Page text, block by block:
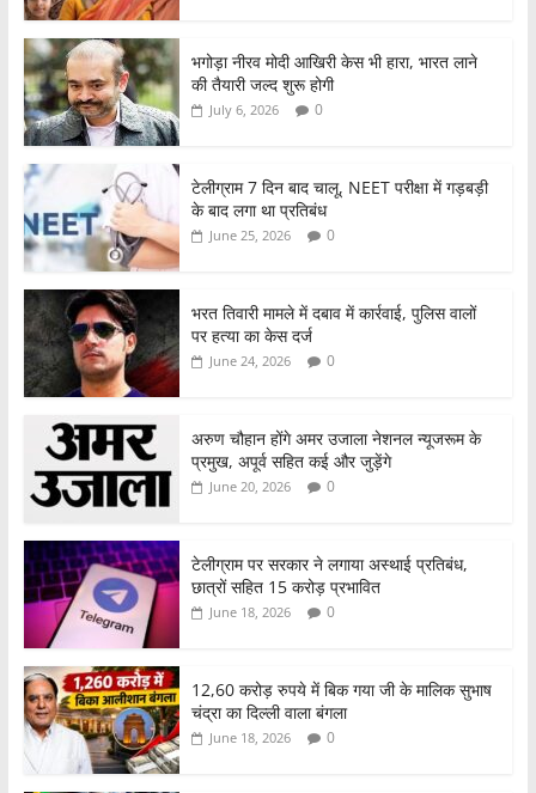
o
o
k
p
भगोड़ा नीरव मोदी आखिरी केस भी हारा, भारत लाने
की तैयारी जल्द शुरू होगी
July 6, 2026 0
टेलीग्राम 7 दिन बाद चालू, NEET परीक्षा में गड़बड़ी
के बाद लगा था प्रतिबंध
June 25, 2026 0
भरत तिवारी मामले में दबाव में कार्रवाई, पुलिस वालों
पर हत्या का केस दर्ज
June 24, 2026 0
अरुण चौहान होंगे अमर उजाला नेशनल न्यूजरूम के
प्रमुख, अपूर्व सहित कई और जुड़ेंगे
June 20, 2026 0
टेलीग्राम पर सरकार ने लगाया अस्थाई प्रतिबंध,
छात्रों सहित 15 करोड़ प्रभावित
June 18, 2026 0
12,60 करोड़ रुपये में बिक गया जी के मालिक सुभाष
चंद्रा का दिल्ली वाला बंगला
June 18, 2026 0